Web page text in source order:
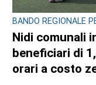
BANDO REGIONALE
Nidi comunali
beneficiari di
orari a costo